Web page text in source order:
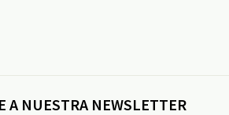
A NUESTRA NEWSLETTER